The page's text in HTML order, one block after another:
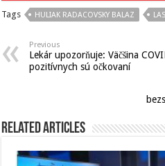
Tags HULIAK RADACOVSKY BALAZ
Previous
Lekár upozorňuje: Väčšina
pozitívnych sú očkovaní
Related Articles